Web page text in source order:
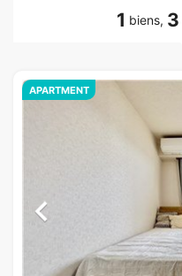
1 biens, 3
APARTMENT